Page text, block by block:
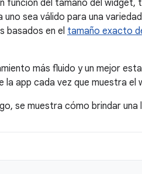
función del tamaño del
uno sea válido para una
basados en el tamaño exacto
más fluido y un mejor
la app cada vez que muestra
se muestra cómo brindar una